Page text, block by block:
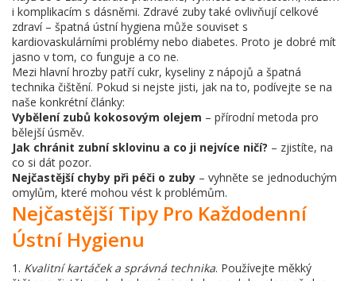
i komplikacím s dásněmi. Zdravé zuby také ovlivňují celkové
zdraví – špatná ústní hygiena může souviset s
kardiovaskulárními problémy nebo diabetes. Proto je dobré mít
jasno v tom, co funguje a co ne.
Mezi hlavní hrozby patří cukr, kyseliny z nápojů a špatná
technika čištění. Pokud si nejste jisti, jak na to, podívejte se na
naše konkrétní články:
Vybělení zubů kokosovým olejem – přírodní metoda pro
bělejší úsměv.
Jak chránit zubní sklovinu a co ji nejvíce ničí? – zjistíte, na
co si dát pozor.
Nejčastější chyby při péči o zuby – vyhněte se jednoduchým
omylům, které mohou vést k problémům.
Nejčastější Tipy Pro Každodenní
Ústní Hygienu
1. Kvalitní kartáček a správná technika. Používejte měkký